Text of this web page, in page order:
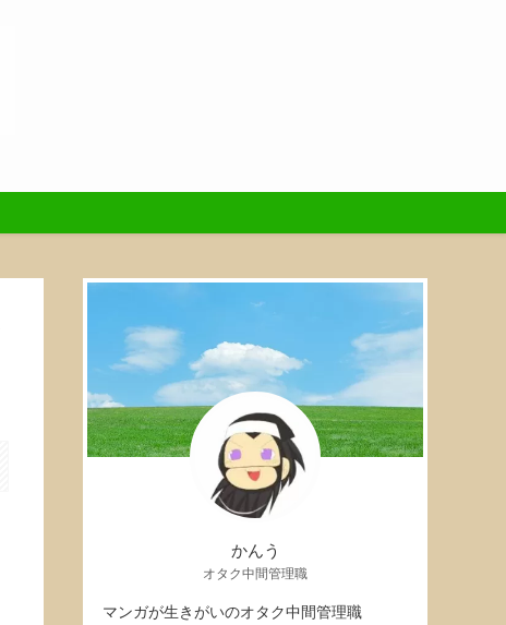
かんう
オタク中間管理職
マンガが生きがいのオタク中間管理職